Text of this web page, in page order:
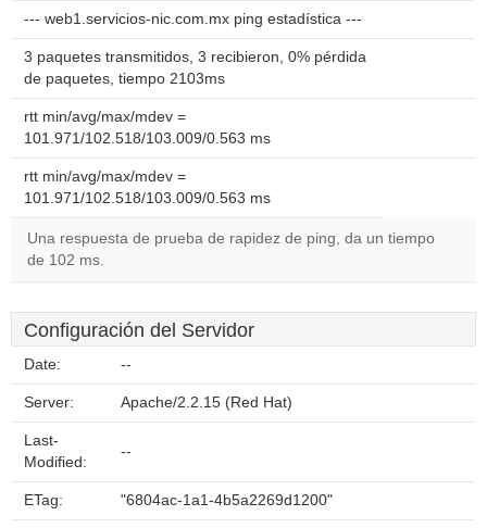
--- web1.servicios-nic.com.mx ping estadística ---
3 paquetes transmitidos, 3 recibieron, 0% pérdida
de paquetes, tiempo 2103ms
rtt min/avg/max/mdev =
101.971/102.518/103.009/0.563 ms
rtt min/avg/max/mdev =
101.971/102.518/103.009/0.563 ms
Una respuesta de prueba de rapidez de ping, da un tiempo
de 102 ms.
Configuración del Servidor
Date: --
Server: Apache/2.2.15 (Red Hat)
Last-
Modified:
--
ETag: "6804ac-1a1-4b5a2269d1200"